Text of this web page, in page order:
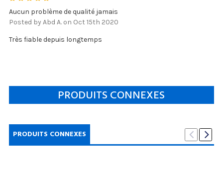
Aucun problème de qualité jamais
Posted by Abd A. on Oct 15th 2020
Très fiable depuis longtemps
PRODUITS CONNEXES
PRODUITS CONNEXES